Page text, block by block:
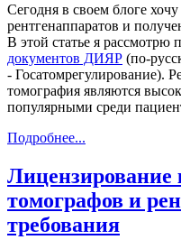
Сегодня в своем блоге
рентгенаппаратов и
В этой статье я рассмотрю
документов ДИЯР (по-
- Госатомрегулирование).
томография являются
популярными среди
Подробнее...
томографов и
требования